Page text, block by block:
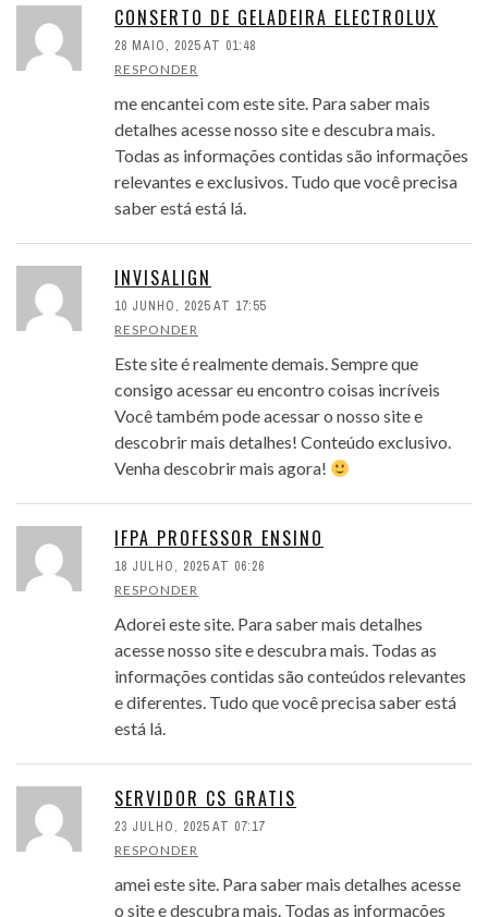
CONSERTO DE GELADEIRA ELECTROLUX
28 MAIO, 2025 AT 01:48
RESPONDER
me encantei com este site. Para saber mais
detalhes acesse nosso site e descubra mais.
Todas as informações contidas são informações
relevantes e exclusivos. Tudo que você precisa
saber está está lá.
INVISALIGN
10 JUNHO, 2025 AT 17:55
RESPONDER
Este site é realmente demais. Sempre que
consigo acessar eu encontro coisas incríveis
Você também pode acessar o nosso site e
descobrir mais detalhes! Conteúdo exclusivo.
Venha descobrir mais agora!
IFPA PROFESSOR ENSINO
18 JULHO, 2025 AT 06:26
RESPONDER
Adorei este site. Para saber mais detalhes
acesse nosso site e descubra mais. Todas as
informações contidas são conteúdos relevantes
e diferentes. Tudo que você precisa saber está
está lá.
SERVIDOR CS GRATIS
23 JULHO, 2025 AT 07:17
RESPONDER
amei este site. Para saber mais detalhes acesse
o site e descubra mais. Todas as informações